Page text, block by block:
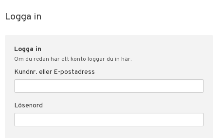
Hälsokost
Fitness
Hem & Inredning
Leksaker, Barn & Baby
Varumärken
Logga in
Logga in
Om du redan har ett konto loggar du in här.
Kundnr. eller E-postadress
Lösenord
svar